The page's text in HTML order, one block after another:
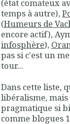
(état comateux
temps à autre),
(Humeurs de
encore actif),
infosphère),
pas si c'est un
tour...
Dans cette liste,
libéralisme,
pragmatique si
comme blogues